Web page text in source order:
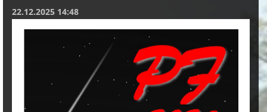
22.12.2025 14:48